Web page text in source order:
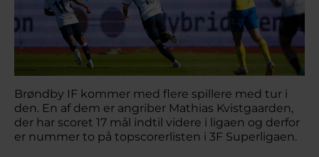
Brøndby IF kommer med flere spillere med tur i
den. En af dem er angriber Mathias Kvistgaarden,
der har scoret 17 mål indtil videre i ligaen og derfor
er nummer to på topscorerlisten i 3F Superligaen.